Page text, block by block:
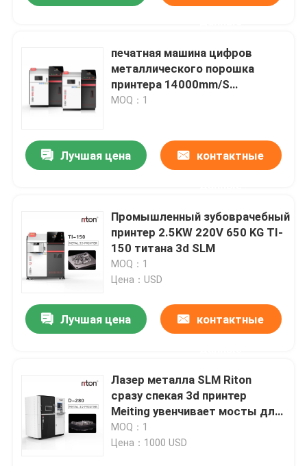
печатная машина цифров
металлического порошка
принтера 14000mm/S
ювелирных изделий 3D
MOQ：1
Лучшая цена контактные
Промышленный зубоврачебный
принтер 2.5KW 220V 650 KG TI-
150 титана 3d SLM
MOQ：1
Цена：USD
Лучшая цена контактные
Лазер металла SLM Riton
сразу спекая 3d принтер
Meiting увенчивает мосты для
зубоврачебного Laborator
MOQ：1
Цена：1000 USD